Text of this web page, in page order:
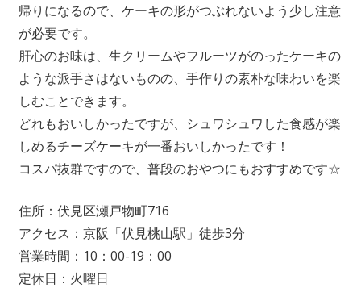
帰りになるので、ケーキの形がつぶれないよう少し注意
が必要です。
肝心のお味は、生クリームやフルーツがのったケーキの
ような派手さはないものの、手作りの素朴な味わいを楽
しむことできます。
どれもおいしかったですが、シュワシュワした食感が楽
しめるチーズケーキが一番おいしかったです！
コスパ抜群ですので、普段のおやつにもおすすめです☆
住所：伏見区瀬戸物町716
アクセス：京阪「伏見桃山駅」徒歩3分
営業時間：10：00-19：00
定休日：火曜日